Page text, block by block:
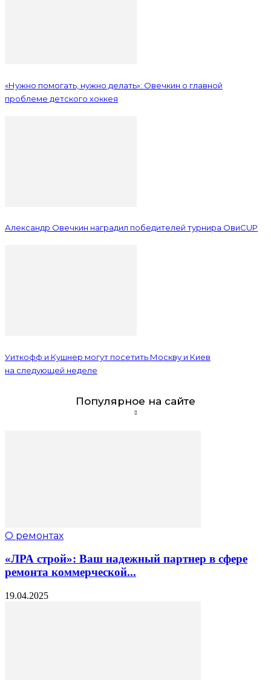
«Нужно помогать, нужно делать»: Овечкин о главной
проблеме детского хоккея
Александр Овечкин наградил победителей турнира ОвиCUP
Уиткофф и Кушнер могут посетить Москву и Киев
на следующей неделе
Популярное на сайте
О ремонтах
«ЛРА строй»: Ваш надежный партнер в сфере
ремонта коммерческой...
19.04.2025